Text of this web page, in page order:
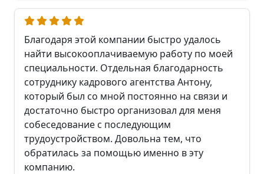
Благодаря этой компании быстро удалось
найти высокооплачиваемую работу по моей
специальности. Отдельная благодарность
сотруднику кадрового агентства Антону,
который был со мной постоянно на связи и
достаточно быстро организовал для меня
собеседование с последующим
трудоустройством. Довольна тем, что
обратилась за помощью именно в эту
компанию.